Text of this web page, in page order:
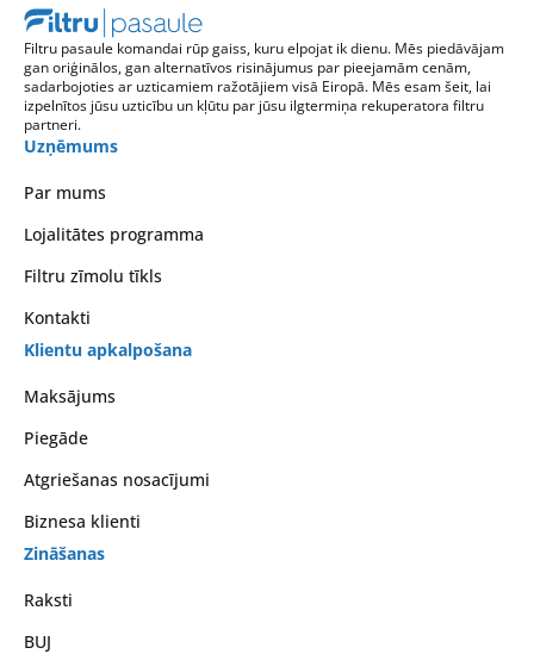
Filtru pasaule komandai rūp gaiss, kuru elpojat ik dienu. Mēs piedāvājam
gan oriģinālos, gan alternatīvos risinājumus par pieejamām cenām,
sadarbojoties ar uzticamiem ražotājiem visā Eiropā. Mēs esam šeit, lai
izpelnītos jūsu uzticību un kļūtu par jūsu ilgtermiņa rekuperatora filtru
partneri.
Uzņēmums
Par mums
Lojalitātes programma
Filtru zīmolu tīkls
Kontakti
Klientu apkalpošana
Maksājums
Piegāde
Atgriešanas nosacījumi
Biznesa klienti
Zināšanas
Raksti
BUJ